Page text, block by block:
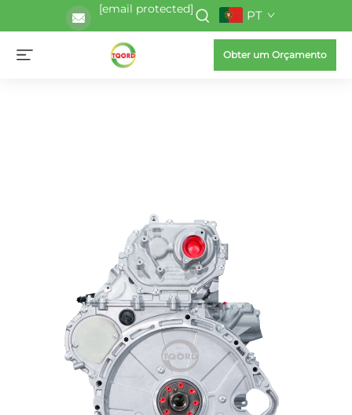
[email protected] PT
Obter um Orçamento